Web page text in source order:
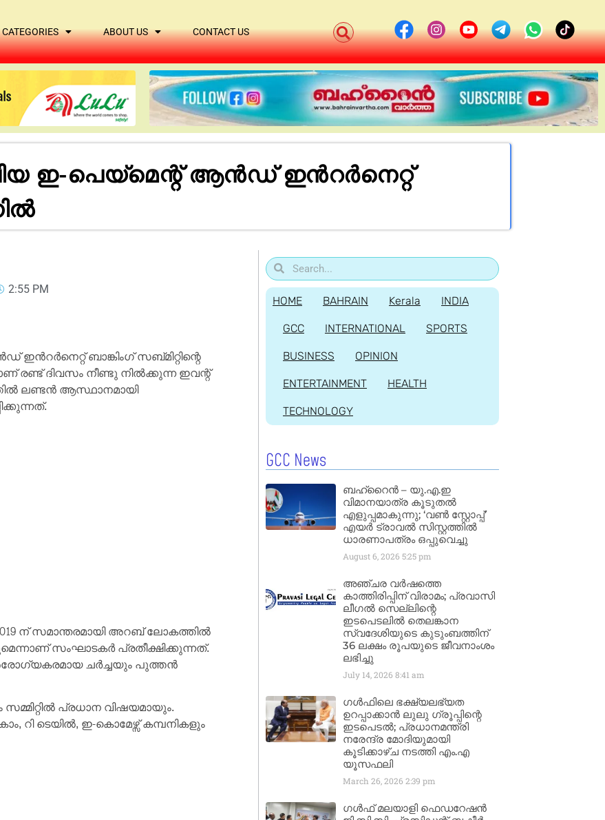
CATEGORIES ABOUT US CONTACT US
ഇ-പെയ്‌മെന്റ് ആൻഡ് ഇൻറർനെറ്റ്
2:55 PM
ബാങ്കിംഗ് സബ്മിറ്റിന്റെ
രണ്ട് ദിവസം നീണ്ടു നിൽക്കുന്ന ഇവന്റ്
ലണ്ടൻ ആസ്ഥാനമായി
ന് സമാന്തരമായി അറബ് ലോകത്തിൽ
സംഘാടകർ പ്രതീക്ഷിക്കുന്നത്.
അരോഗ്യകരമായ ചർച്ചയും പുത്തൻ
പ്രധാന വിഷയമായും.
റി ടെയിൽ, ഇ-കൊമേഴ്സ് കമ്പനികളും
HOME BAHRAIN Kerala INDIA
GCC INTERNATIONAL SPORTS
BUSINESS OPINION
ENTERTAINMENT HEALTH
TECHNOLOGY
GCC News
ബഹ്‌റൈൻ – യു.എ.ഇ
വിമാനയാത്ര കൂടുതൽ
എളുപ്പമാകുന്നു; ‘വൺ സ്റ്റോപ്പ്’
എയർ ട്രാവൽ സിസ്റ്റത്തിൽ
ധാരണാപത്രം ഒപ്പുവെച്ചു
August 6, 2026 5:25 pm
അഞ്ചര വർഷത്തെ
കാത്തിരിപ്പിന് വിരാമം; പ്രവാസി
ലീഗൽ സെല്ലിന്റെ
ഇടപെടലിൽ തെലങ്കാന
സ്വദേശിയുടെ കുടുംബത്തിന്
36 ലക്ഷം രൂപയുടെ ജീവനാംശം
ലഭിച്ചു
July 14, 2026 8:41 am
ഗൾഫിലെ ഭക്ഷ്യലഭ്യത
ഉറപ്പാക്കാൻ ലുലു ഗ്രൂപ്പിന്റെ
ഇടപെടൽ; പ്രധാനമന്ത്രി
നരേന്ദ്ര മോദിയുമായി
കൂടിക്കാഴ്ച നടത്തി എം.എ
യൂസഫലി
March 26, 2026 2:39 pm
ഗൾഫ് മലയാളി ഫെഡറേഷൻ